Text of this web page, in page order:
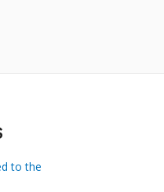
to the